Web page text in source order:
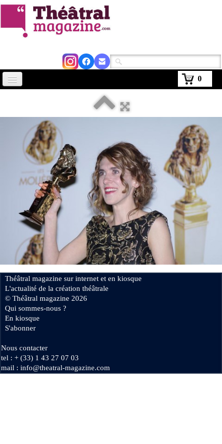
0
Actus
Avignon 2026
Critiques
Agenda
Kiosque
Abonnement ▼
Se connecter
Théâtral magazine sur internet et en kiosque
L'actualité de la création théâtrale
© Théâtral magazine 2026
Qui sommes-nous ?
En kiosque
S'abonner
Nous contacter
tel : + (33) 1 43 27 07 03
mail : info@theatral-magazine.com